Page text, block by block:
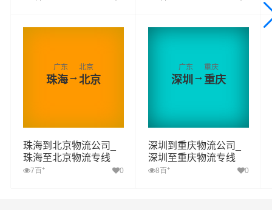
广东
珠海→
北京
北京
珠海到北京物流公司_
珠海至北京物流专线
7百 + 0
广东
深圳→
重庆
重庆
深圳到重庆物流公司_
深圳至重庆物流专线
8百 + 0